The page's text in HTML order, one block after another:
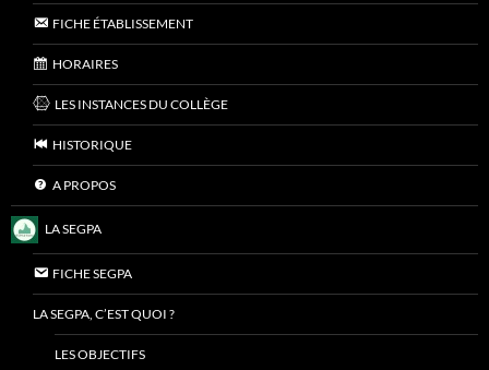
FICHE ÉTABLISSEMENT
HORAIRES
LES INSTANCES DU COLLÈGE
HISTORIQUE
A PROPOS
LA SEGPA
FICHE SEGPA
LA SEGPA, C’EST QUOI ?
LES OBJECTIFS